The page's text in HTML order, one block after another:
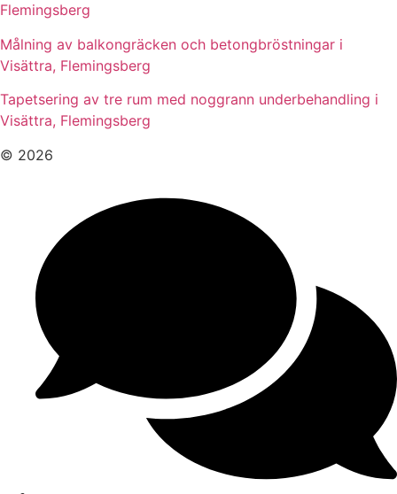
Flemingsberg
Målning av balkongräcken och betongbröstningar i
Visättra, Flemingsberg
Tapetsering av tre rum med noggrann underbehandling i
Visättra, Flemingsberg
© 2026